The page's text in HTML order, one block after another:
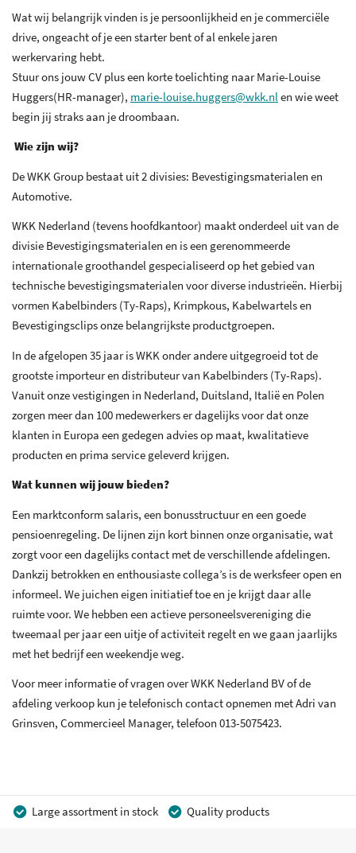
Wat wij belangrijk vinden is je persoonlijkheid en je commerciële
drive, ongeacht of je een starter bent of al enkele jaren
werkervaring hebt.
Stuur ons jouw CV plus een korte toelichting naar Marie-Louise
Huggers(HR-manager), marie-louise.huggers@wkk.nl en wie weet
begin jij straks aan je droombaan.
Wie zijn wij?
De WKK Group bestaat uit 2 divisies: Bevestigingsmaterialen en
Automotive.
WKK Nederland (tevens hoofdkantoor) maakt onderdeel uit van de
divisie Bevestigingsmaterialen en is een gerenommeerde
internationale groothandel gespecialiseerd op het gebied van
technische bevestigingsmaterialen voor diverse industrieën. Hierbij
vormen Kabelbinders (Ty-Raps), Krimpkous, Kabelwartels en
Bevestigingsclips onze belangrijkste productgroepen.
In de afgelopen 35 jaar is WKK onder andere uitgegroeid tot de
grootste importeur en distributeur van Kabelbinders (Ty-Raps).
Vanuit onze vestigingen in Nederland, Duitsland, Italië en Polen
zorgen meer dan 100 medewerkers er dagelijks voor dat onze
klanten in Europa een gedegen advies op maat, kwalitatieve
producten en prima service geleverd krijgen.
Wat kunnen wij jouw bieden?
Een marktconform salaris, een bonusstructuur en een goede
pensioenregeling. De lijnen zijn kort binnen onze organisatie, wat
zorgt voor een dagelijks contact met de verschillende afdelingen.
Dankzij betrokken en enthousiaste collega’s is de werksfeer open en
informeel. We juichen eigen initiatief toe en je krijgt daar alle
ruimte voor. We hebben een actieve personeelsvereniging die
tweemaal per jaar een uitje of activiteit regelt en we gaan jaarlijks
met het bedrijf een weekendje weg.
Voor meer informatie of vragen over WKK Nederland BV of de
afdeling verkoop kun je telefonisch contact opnemen met Adri van
Grinsven, Commercieel Manager, telefoon 013-5075423.
Large assortment in stock
Quality products